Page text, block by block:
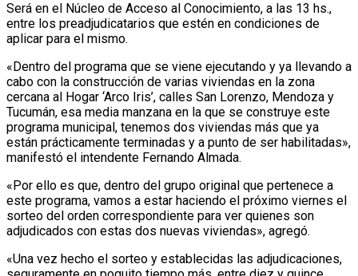
Será en el Núcleo de Acceso al Conocimiento, a las 13 hs.,
entre los preadjudicatarios que estén en condiciones de
aplicar para el mismo.
«Dentro del programa que se viene ejecutando y ya llevando a
cabo con la construcción de varias viviendas en la zona
cercana al Hogar ‘Arco Iris’, calles San Lorenzo, Mendoza y
Tucumán, esa media manzana en la que se construye este
programa municipal, tenemos dos viviendas más que ya
están prácticamente terminadas y a punto de ser habilitadas»,
manifestó el intendente Fernando Almada.
«Por ello es que, dentro del grupo original que pertenece a
este programa, vamos a estar haciendo el próximo viernes el
sorteo del orden correspondiente para ver quienes son
adjudicados con estas dos nuevas viviendas», agregó.
«Una vez hecho el sorteo y establecidas las adjudicaciones,